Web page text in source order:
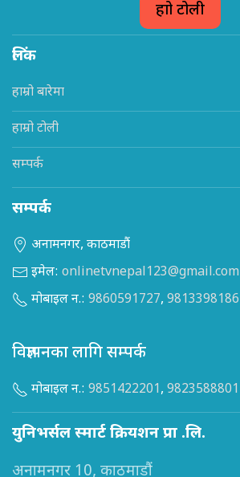
हाम्रो टोली
लिंक
हाम्रो बारेमा
हाम्रो टोली
सम्पर्क
सम्पर्क
अनामनगर, काठमाडौं
इमेल: onlinetvnepal123@gmail.com
मोबाइल न.: 9860591727, 9813398186
विज्ञापनका लागि सम्पर्क
मोबाइल न.: 9851422201, 9823588801
युनिभर्सल स्मार्ट क्रियशन प्रा .लि.
अनामनगर 10, काठमाडौं